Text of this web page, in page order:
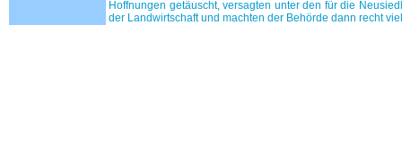
Hoffnungen getäuscht, versagten unter den für die
der Landwirtschaft und machten der Behörde dann recht